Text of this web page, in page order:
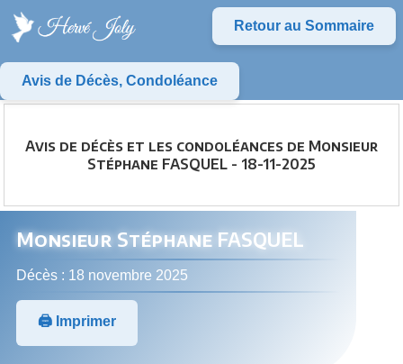
Retour au Sommaire
Avis de Décès, Condoléance
Avis de décès et les condoléances de Monsieur
Stéphane FASQUEL - 18-11-2025
Monsieur Stéphane FASQUEL
Décès : 18 novembre 2025
🖨️ Imprimer